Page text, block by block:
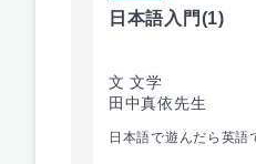
日本語入門(1)
文 文学
田中真依先生
日本語で遊んだら英語